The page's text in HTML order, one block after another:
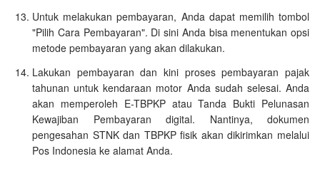
Untuk melakukan pembayaran, Anda dapat memilih tombol
"Pilih Cara Pembayaran". Di sini Anda bisa menentukan opsi
metode pembayaran yang akan dilakukan.
Lakukan pembayaran dan kini proses pembayaran pajak
tahunan untuk kendaraan motor Anda sudah selesai. Anda
akan memperoleh E-TBPKP atau Tanda Bukti Pelunasan
Kewajiban Pembayaran digital. Nantinya, dokumen
pengesahan STNK dan TBPKP fisik akan dikirimkan melalui
Pos Indonesia ke alamat Anda.